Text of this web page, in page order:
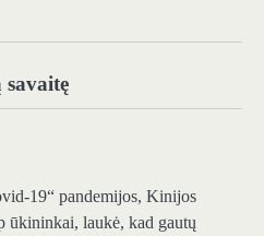
savaitę
19“ pandemijos, Kinijos
ūkininkai, laukė, kad gautų